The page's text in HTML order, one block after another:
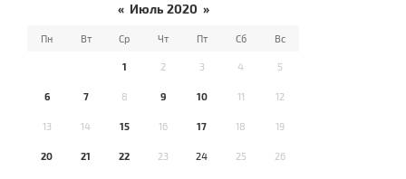
« Июль 2020 »
Пн Вт Ср Чт Пт Сб Вс
1 2 3 4 5
6 7 8 9 10 11 12
13 14 15 16 17 18 19
20 21 22 23 24 25 26